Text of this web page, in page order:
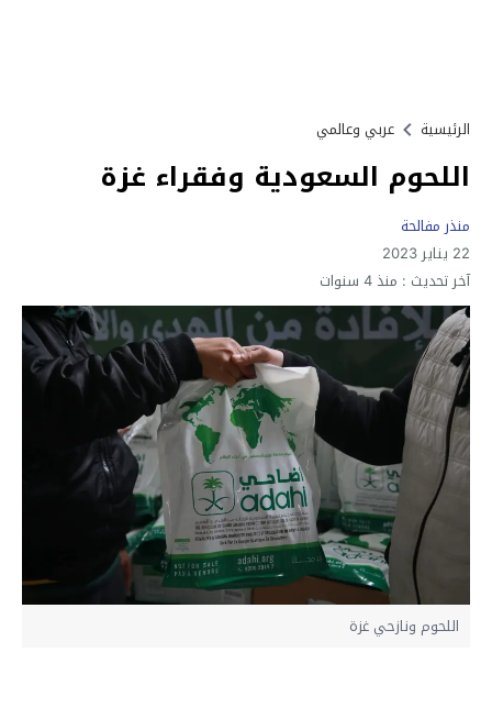
الرئيسية عربي وعالمي
اللحوم السعودية وفقراء غزة
منذر مفالحة
22 يناير 2023
آخر تحديث : منذ 4 سنوات
اللحوم ونازحي غزة